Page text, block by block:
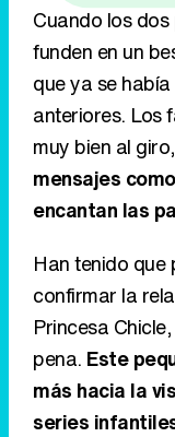
Cuando los
funden en un
que ya se
anteriores. Los
muy bien al giro,
mensajes
encantan las
Han tenido
confirmar la
Princesa
pena. Este
más hacia la
series